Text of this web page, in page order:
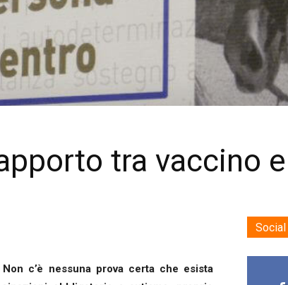
tra vaccino
Non c’è nessuna prova certa che esista